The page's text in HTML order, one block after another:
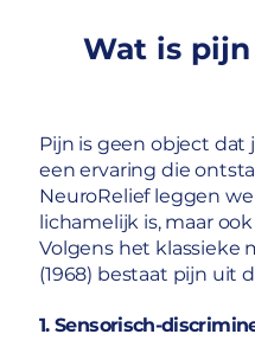
Wat is
Pijn is geen object
een ervaring die
NeuroRelief leggen
lichamelijk is, maar
Volgens het klassieke
(1968) bestaat pijn uit
1. Sensorisch-